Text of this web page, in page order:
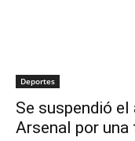
Deportes
Se suspendió
Arsenal por